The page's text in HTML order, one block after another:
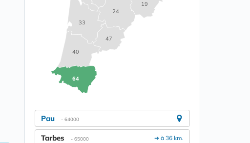
19
24
33
40
47
64
Pau - 64000
➔ à 36 km.
Tarbes - 65000